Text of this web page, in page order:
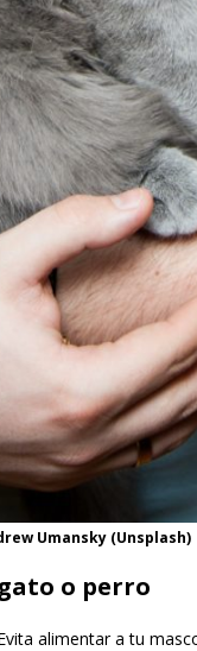
Umansky (Unsplash)
o perro
alimentar a tu